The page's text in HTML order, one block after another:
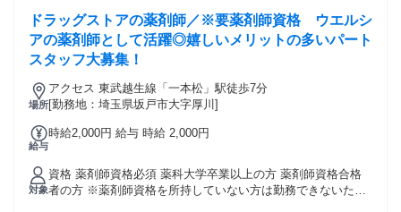
ドラッグストアの薬剤師／※要薬剤師資格 ウエルシ
アの薬剤師として活躍◎嬉しいメリットの多いパート
スタッフ大募集！
場所
アクセス 東武越生線「一本松」駅徒歩7分
[勤務地：埼玉県坂戸市大字厚川]
給与
時給2,000円 給与 時給 2,000円
対象
資格 薬剤師資格必須 薬科大学卒業以上の方 薬剤師資格合格
者の方 ※薬剤師資格を所持していない方は勤務できないため